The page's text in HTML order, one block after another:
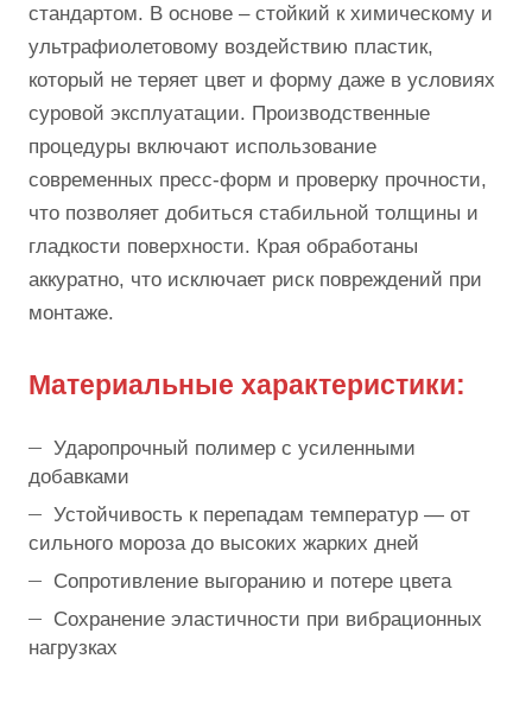
стандартом. В основе – стойкий к химическому и
ультрафиолетовому воздействию пластик,
который не теряет цвет и форму даже в условиях
суровой эксплуатации. Производственные
процедуры включают использование
современных пресс-форм и проверку прочности,
что позволяет добиться стабильной толщины и
гладкости поверхности. Края обработаны
аккуратно, что исключает риск повреждений при
монтаже.
Материальные характеристики:
Ударопрочный полимер с усиленными
добавками
Устойчивость к перепадам температур — от
сильного мороза до высоких жарких дней
Сопротивление выгоранию и потере цвета
Сохранение эластичности при вибрационных
нагрузках